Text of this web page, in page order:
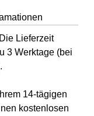
Lieferzeit
3 Werktage (bei
14-tägigen
kostenlosen